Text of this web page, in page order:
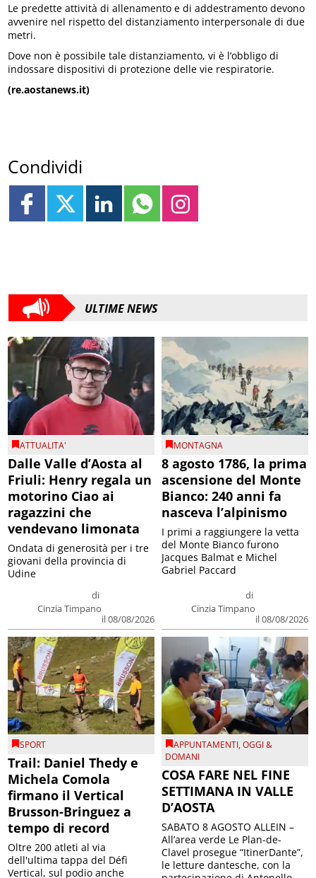
Le predette attività di allenamento e di addestramento devono
avvenire nel rispetto del distanziamento interpersonale di due
metri.
Dove non è possibile tale distanziamento, vi è l’obbligo di
indossare dispositivi di protezione delle vie respiratorie.
(re.aostanews.it)
Condividi
ULTIME NEWS
ATTUALITA'
Dalle Valle d’Aosta al
Friuli: Henry regala un
motorino Ciao ai
ragazzini che
vendevano limonata
di
Cinzia Timpano
il 08/08/2026
Ondata di generosità per i tre
giovani della provincia di
Udine
MONTAGNA
8 agosto 1786, la prima
ascensione del Monte
Bianco: 240 anni fa
nasceva l’alpinismo
di
Cinzia Timpano
il 08/08/2026
I primi a raggiungere la vetta
del Monte Bianco furono
Jacques Balmat e Michel
Gabriel Paccard
SPORT
Trail: Daniel Thedy e
Michela Comola
firmano il Vertical
Brusson-Bringuez a
tempo di record
Oltre 200 atleti al via
dell'ultima tappa del Défì
Vertical, sul podio anche
APPUNTAMENTI,OGGI &
DOMANI
COSA FARE NEL FINE
SETTIMANA IN VALLE
D’AOSTA
SABATO 8 AGOSTO ALLEIN –
All’area verde Le Plan-de-
Clavel prosegue “ItinerDante”,
le letture dantesche, con la